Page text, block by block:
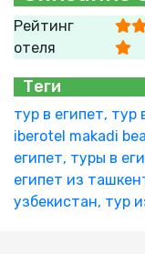
Рейтинг
отеля
Теги
тур в египет, тур
iberotel makadi
египет, туры в
египет из
узбекистан, тур